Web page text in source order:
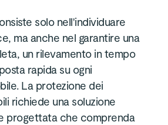
solo nell'individuare
ma anche nel garantire una
un rilevamento in tempo
rapida su ogni
La protezione dei
richiede una soluzione
progettata che comprenda